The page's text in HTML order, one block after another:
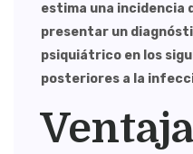
estima una incidencia
presentar un
psiquiátrico en los
posteriores a la